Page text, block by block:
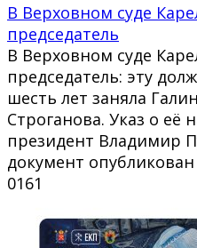
В Верховном суде
председатель
В Верховном суде
председатель: эту
шесть лет заняла
Строганова. Указ о её
президент Владимир
документ
0161